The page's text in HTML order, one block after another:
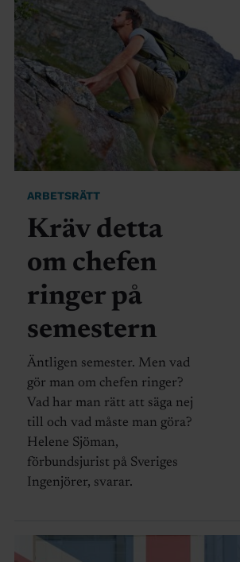
ARBETSRÄTT
Kräv detta
om chefen
ringer på
semestern
Äntligen semester. Men vad
gör man om chefen ringer?
Vad har man rätt att säga nej
till och vad måste man göra?
Helene Sjöman,
förbundsjurist på Sveriges
Ingenjörer, svarar.